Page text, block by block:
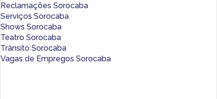
Reclamações Sorocaba
Serviços Sorocaba
Shows Sorocaba
Teatro Sorocaba
Trânsito Sorocaba
Vagas de Empregos Sorocaba